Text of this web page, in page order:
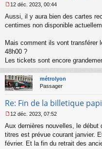
e
s
g
e
n
o
n
l
u
12 déc. 2023, 00:44
Aussi, il y aura bien des cartes
centimes non disponible
Mais comment ils vont transférer
48h00 ?
Les tickets sont encore
métrolyon
Passager
Re: Fin de la billetique
e
s
s
12 déc. 2023, 07:52
Aux dernières nouvelles, le début
titres est prévue courant janvier.
février. Et la fin du retrait des